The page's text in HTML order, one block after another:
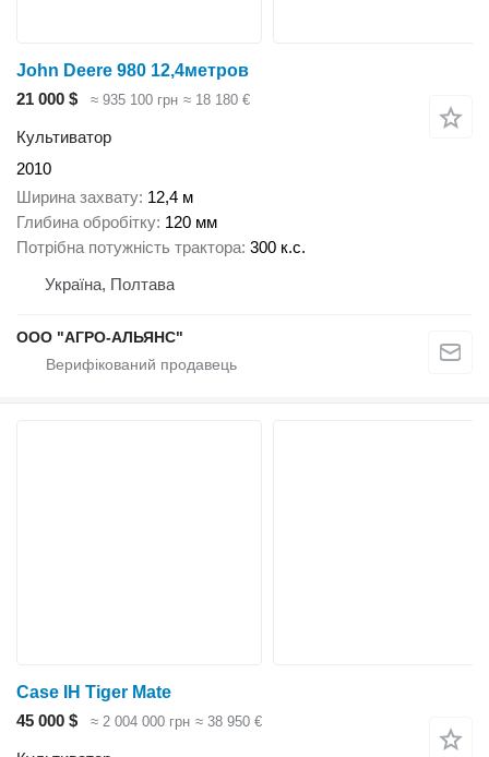
John Deere 980 12,4метров
21 000 $
≈ 935 100 грн ≈ 18 180 €
Культиватор
2010
Ширина захвату 12,4 м
Глибина обробітку 120 мм
Потрібна потужність трактора 300 к.с.
Україна, Полтава
ООО "АГРО-АЛЬЯНС"
Case IH Tiger Mate
45 000 $
≈ 2 004 000 грн ≈ 38 950 €